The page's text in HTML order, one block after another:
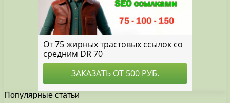
Популярные статьи